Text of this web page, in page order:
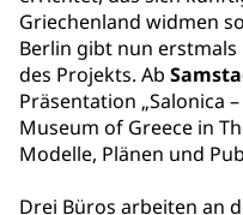
Griechenland widmen
Berlin gibt nun
des Projekts. Ab
Präsentation „Salonica
Museum of Greece in
Modelle, Plänen und
Drei Büros arbeiten an